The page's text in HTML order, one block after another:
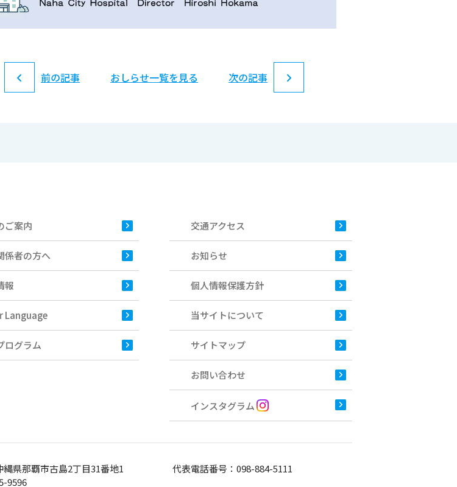
前の記事 おしらせ一覧を見る 次の記事
ご案内
係者の方へ
報
Language
ログラム
交通アクセス
お知らせ
個人情報保護方針
当サイトについて
サイトマップ
お問い合わせ
インスタグラム
縄県那覇市古島2丁目31番地1
9596
代表電話番号： 098-884-5111